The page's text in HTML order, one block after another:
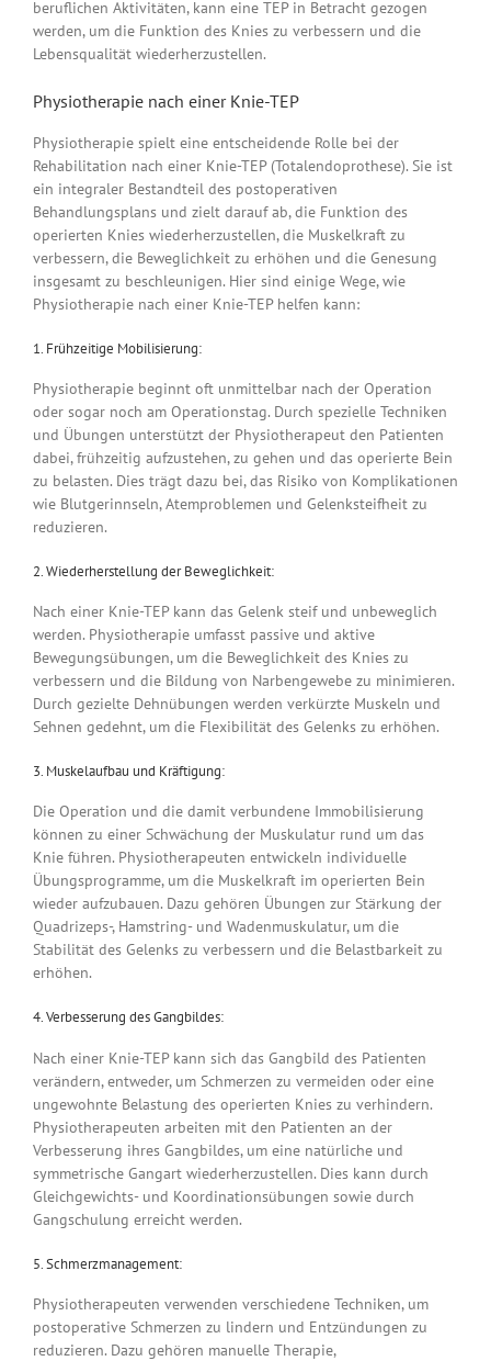
beruflichen Aktivitäten, kann eine TEP in Betracht gezogen
werden, um die Funktion des Knies zu verbessern und die
Lebensqualität wiederherzustellen.
Physiotherapie nach einer Knie-TEP
Physiotherapie spielt eine entscheidende Rolle bei der
Rehabilitation nach einer Knie-TEP (Totalendoprothese). Sie ist
ein integraler Bestandteil des postoperativen
Behandlungsplans und zielt darauf ab, die Funktion des
operierten Knies wiederherzustellen, die Muskelkraft zu
verbessern, die Beweglichkeit zu erhöhen und die Genesung
insgesamt zu beschleunigen. Hier sind einige Wege, wie
Physiotherapie nach einer Knie-TEP helfen kann:
1. Frühzeitige Mobilisierung:
Physiotherapie beginnt oft unmittelbar nach der Operation
oder sogar noch am Operationstag. Durch spezielle Techniken
und Übungen unterstützt der Physiotherapeut den Patienten
dabei, frühzeitig aufzustehen, zu gehen und das operierte Bein
zu belasten. Dies trägt dazu bei, das Risiko von Komplikationen
wie Blutgerinnseln, Atemproblemen und Gelenksteifheit zu
reduzieren.
2. Wiederherstellung der Beweglichkeit:
Nach einer Knie-TEP kann das Gelenk steif und unbeweglich
werden. Physiotherapie umfasst passive und aktive
Bewegungsübungen, um die Beweglichkeit des Knies zu
verbessern und die Bildung von Narbengewebe zu minimieren.
Durch gezielte Dehnübungen werden verkürzte Muskeln und
Sehnen gedehnt, um die Flexibilität des Gelenks zu erhöhen.
3. Muskelaufbau und Kräftigung:
Die Operation und die damit verbundene Immobilisierung
können zu einer Schwächung der Muskulatur rund um das
Knie führen. Physiotherapeuten entwickeln individuelle
Übungsprogramme, um die Muskelkraft im operierten Bein
wieder aufzubauen. Dazu gehören Übungen zur Stärkung der
Quadrizeps-, Hamstring- und Wadenmuskulatur, um die
Stabilität des Gelenks zu verbessern und die Belastbarkeit zu
erhöhen.
4. Verbesserung des Gangbildes:
Nach einer Knie-TEP kann sich das Gangbild des Patienten
verändern, entweder, um Schmerzen zu vermeiden oder eine
ungewohnte Belastung des operierten Knies zu verhindern.
Physiotherapeuten arbeiten mit den Patienten an der
Verbesserung ihres Gangbildes, um eine natürliche und
symmetrische Gangart wiederherzustellen. Dies kann durch
Gleichgewichts- und Koordinationsübungen sowie durch
Gangschulung erreicht werden.
5. Schmerzmanagement:
Physiotherapeuten verwenden verschiedene Techniken, um
postoperative Schmerzen zu lindern und Entzündungen zu
reduzieren. Dazu gehören manuelle Therapie,